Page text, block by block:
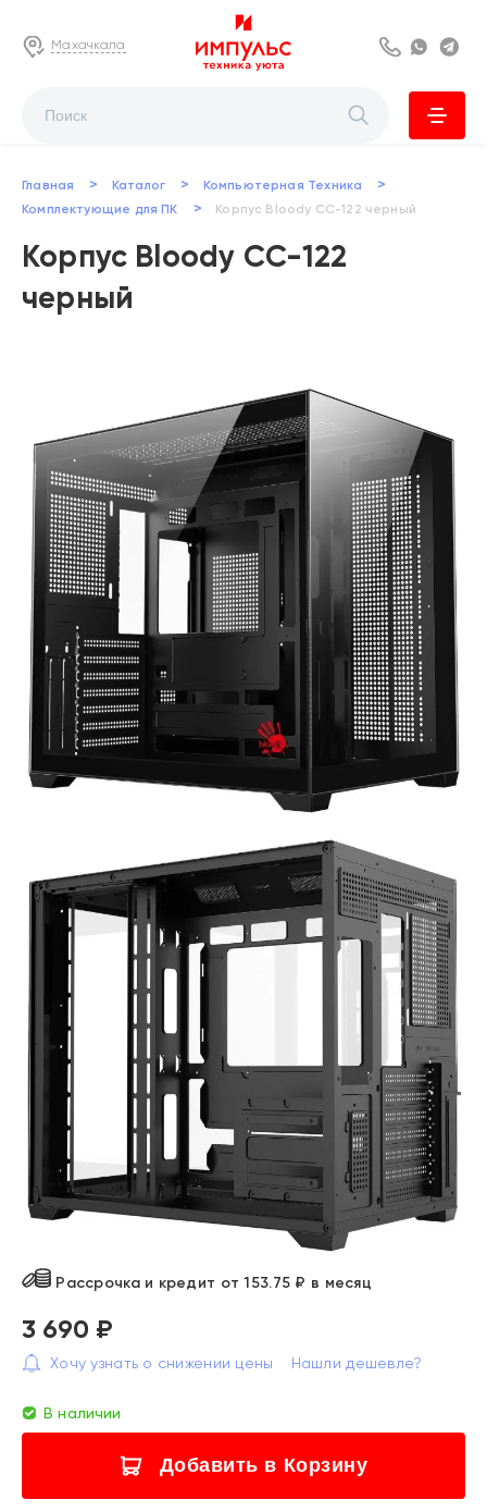
Махачкала 8 800 222 63
Главная > Каталог > Компьютерная Техника >
Комплектующие для ПК > Корпус Bloody CC-122 черный
Корпус Bloody CC-122
черный
Рассрочка и кредит от 153.75 ₽ в месяц
3 690 ₽
Хочу узнать о снижении цены Нашли дешевле?
В наличии
Добавить в Корзину